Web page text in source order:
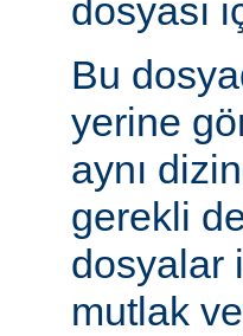
dosyası
Bu
yerine
aynı
gerekli
dosyalar
mutlak